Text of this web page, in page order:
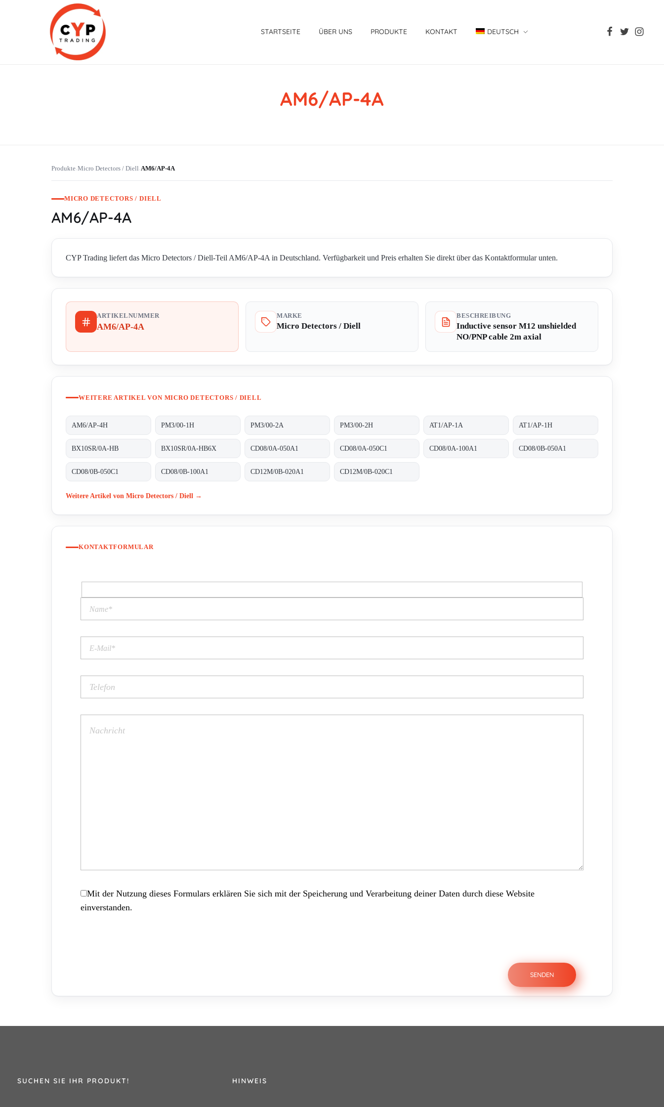
STARTSEITE ÜBER UNS PRODUKTE KONTAKT DEUTSCH
AM6/AP-4A
Produkte›Micro Detectors / Diell›AM6/AP-4A
MICRO DETECTORS / DIELL
AM6/AP-4A
CYP Trading liefert das Micro Detectors / Diell-Teil AM6/AP-4A in Deutschland. Verfügbarkeit und Preis erhalten Sie direkt über das Kontaktformular unten.
ARTIKELNUMMER
AM6/AP-4A
MARKE
Micro Detectors / Diell
BESCHREIBUNG
Inductive sensor M12 unshielded
NO/PNP cable 2m axial
WEITERE ARTIKEL VON MICRO DETECTORS / DIELL
AM6/AP-4H PM3/00-1H PM3/00-2A PM3/00-2H AT1/AP-1A AT1/AP-1H
BX10SR/0A-HB BX10SR/0A-HB6X CD08/0A-050A1 CD08/0A-050C1 CD08/0A-100A1 CD08/0B-050A1
CD08/0B-050C1 CD08/0B-100A1 CD12M/0B-020A1 CD12M/0B-020C1
Weitere Artikel von Micro Detectors / Diell →
KONTAKTFORMULAR
Mit der Nutzung dieses Formulars erklären Sie sich mit der Speicherung und Verarbeitung deiner Daten durch diese Website
einverstanden.
SUCHEN SIE IHR PRODUKT! HINWEIS